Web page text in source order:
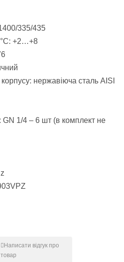
335/435
+2…+8
нержавіюча сталь AISI
GN 1/4 – 6 шт (в комплект не
Написати відгук про
товар